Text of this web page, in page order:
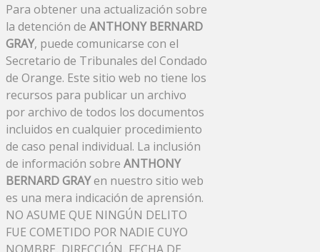
Para obtener una actualización sobre
la detención de ANTHONY BERNARD
GRAY, puede comunicarse con el
Secretario de Tribunales del Condado
de Orange. Este sitio web no tiene los
recursos para publicar un archivo
por archivo de todos los documentos
incluidos en cualquier procedimiento
de caso penal individual. La inclusión
de información sobre ANTHONY
BERNARD GRAYen nuestro sitio web
es una mera indicación de aprensión.
NO ASUME QUE NINGÚN DELITO
FUE COMETIDO POR NADIE CUYO